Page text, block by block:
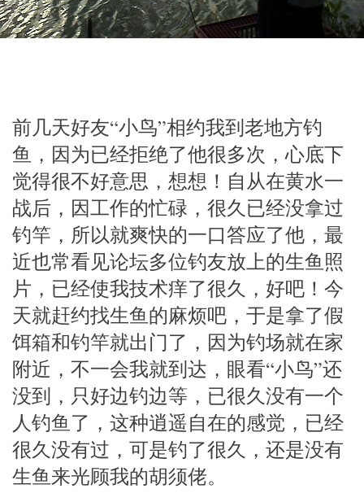
前几天好友“小鸟”相约我到老地方钓
鱼，因为已经拒绝了他很多次，心底下
觉得很不好意思，想想！自从在黄水一
战后，因工作的忙碌，很久已经没拿过
钓竿，所以就爽快的一口答应了他，最
近也常看见论坛多位钓友放上的生鱼照
片，已经使我技术痒了很久，好吧！今
天就赶约找生鱼的麻烦吧，于是拿了假
饵箱和钓竿就出门了，因为钓场就在家
附近，不一会我就到达，眼看“小鸟”还
没到，只好边钓边等，已很久没有一个
人钓鱼了，这种逍遥自在的感觉，已经
很久没有过，可是钓了很久，还是没有
生鱼来光顾我的胡须佬。